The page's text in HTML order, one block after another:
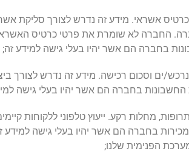
אשראי. מידע זה נדרש לצורך סליקת
בחברה הם אשר יהיו בעלי גישה למידע זה;
ים וסכום רכישה. מידע זה נדרש לצורך
החשבונות בחברה הם אשר יהיו בעלי גישה
מחלות רקע. ייעוץ טלפוני ללקוחות
המכירות בחברה הם אשר יהיו בעלי גישה
הפנימית שלנו;